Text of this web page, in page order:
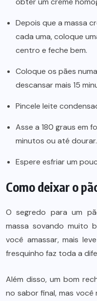
Depois que a massa
cada uma, coloque
centro e feche bem.
Coloque os pães
descansar mais 15
Pincele leite
Asse a 180 graus em
minutos ou até dourar.
Espere esfriar um
Como deixar o
O segredo para um
massa sovando muito
você amassar, mais
fresquinho faz toda a
Além disso, um bom
no sabor final, mas